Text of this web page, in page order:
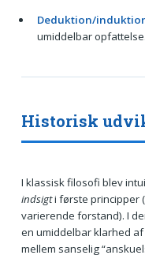
Deduktion/
umiddelbar opfattelse.
Historisk
I klassisk filosofi blev
indsigti første principper
varierende forstand). I
en umiddelbar klarhed
mellem sanselig